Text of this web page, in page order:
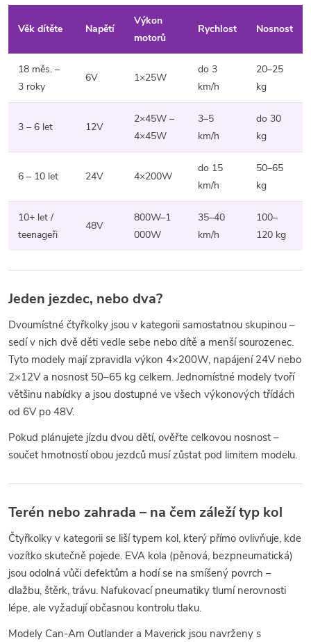
Věk dítěte Napětí
Výkon
motorů
Rychlost Nosnost
18 měs. –
3 roky
6V 1×25W
do 3
km/h
20–25
kg
3 – 6 let 12V
2×45W –
4×45W
3–5
km/h
do 30
kg
6 – 10 let 24V 4×200W
do 15
km/h
50–65
kg
10+ let /
teenageři
48V
800W–1
000W
35–40
km/h
100–
120 kg
Jeden jezdec, nebo dva?
Dvoumístné čtyřkolky jsou v kategorii samostatnou skupinou –
sedí v nich dvě děti vedle sebe nebo dítě a menší sourozenec.
Tyto modely mají zpravidla výkon 4×200W, napájení 24V nebo
2×12V a nosnost 50–65 kg celkem. Jednomístné modely tvoří
většinu nabídky a jsou dostupné ve všech výkonových třídách
od 6V po 48V.
Pokud plánujete jízdu dvou dětí, ověřte celkovou nosnost –
součet hmotností obou jezdců musí zůstat pod limitem modelu.
Terén nebo zahrada – na čem záleží typ kol
Čtyřkolky v kategorii se liší typem kol, který přímo ovlivňuje, kde
vozítko skutečně pojede. EVA kola (pěnová, bezpneumatická)
jsou odolná vůči defektům a hodí se na smíšený povrch –
dlažbu, štěrk, trávu. Nafukovací pneumatiky tlumí nerovnosti
lépe, ale vyžadují občasnou kontrolu tlaku.
Modely Can-Am Outlander a Maverick jsou navrženy s